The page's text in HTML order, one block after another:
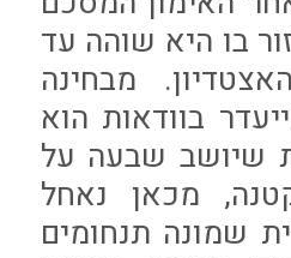
בו היא שוהה עד
מבחינה
בוודאות הוא
שיושב שבעה על
מכאן נאחל
שמונה תנחומים